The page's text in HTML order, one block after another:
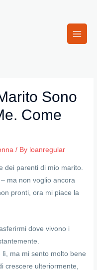
Main
Sono
Come
/ By loanregular
dei parenti di mio marito.
ma non voglio ancora
pronti, ora mi piace la
dove vivono i
ma mi sento molto bene
crescere ulteriormente,